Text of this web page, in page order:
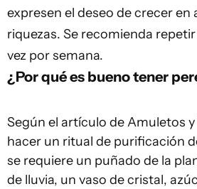
expresen el deseo de crecer en
riquezas. Se recomienda
vez por semana.
¿Por qué es bueno tener
Según el artículo deAmuletos y
hacer un ritual de purificación
se requiere un puñado de la
de lluvia, un vaso de cristal,